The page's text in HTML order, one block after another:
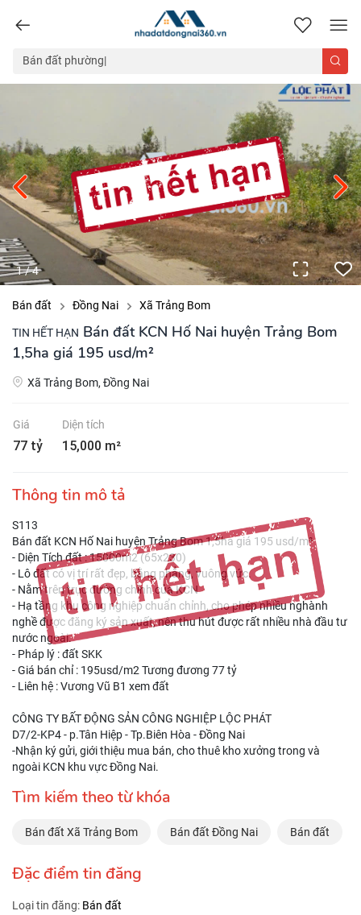
nhadatdongnai360.vn
1/4
Bán đất Đồng Nai Xã Trảng Bom
TIN HẾT HẠN Bán đất KCN Hố Nai huyện Trảng Bom
1,5ha giá 195 usd/m²
Xã Trảng Bom, Đồng Nai
Giá
77 tỷ
Diện tích
15,000 m²
Thông tin mô tả
S113
Bán đất KCN Hố Nai huyện Trảng Bom 1,5ha giá 195 usd/m²
- Diện Tích đất : 15000m2 (65x230)
- Lô đất có vị trí rất đẹp, bằng phẳng, vuông vức.
- Nằm trên trục đường chính của KCN
- Hạ tầng khu công nghiệp chuẩn chỉnh, cho phép nhiều nghành
nghề được đăng ký sản xuất, nên thu hút được rất nhiều nhà đầu tư
nước ngoài.
- Pháp lý : đất SKK
- Giá bán chỉ : 195usd/m2 Tương đương 77 tỷ
- Liên hệ : Vương Vũ B1 xem đất
CÔNG TY BẤT ĐỘNG SẢN CÔNG NGHIỆP LỘC PHÁT
D7/2-KP4 - p.Tân Hiệp - Tp.Biên Hòa - Đồng Nai
-Nhận ký gửi, giới thiệu mua bán, cho thuê kho xưởng trong và
ngoài KCN khu vực Đồng Nai.
Tìm kiếm theo từ khóa
Bán đất Xã Trảng Bom Bán đất Đồng Nai Bán đất
Đặc điểm tin đăng
Loại tin đăng: Bán đất